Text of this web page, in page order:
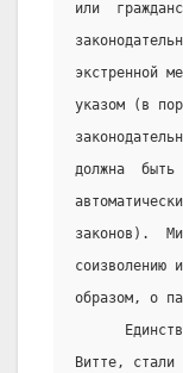
или
экстренной
указом (в
должна
законов).
образом, о
Витте,